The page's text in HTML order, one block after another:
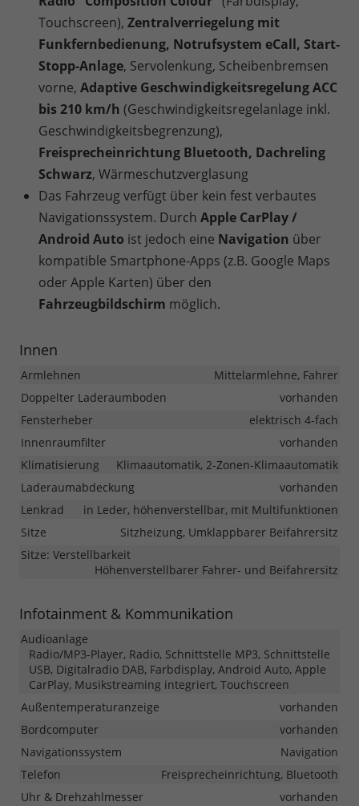
Touchscreen), Zentralverriegelung mit
Funkfernbedienung, Notrufsystem eCall, Start-
Stopp-Anlage, Servolenkung, Scheibenbremsen
vorne, Adaptive Geschwindigkeitsregelung ACC
bis 210 km/h (Geschwindigkeitsregelanlage inkl.
Geschwindigkeitsbegrenzung),
Freisprecheinrichtung Bluetooth, Dachreling
Schwarz, Wärmeschutzverglasung
Das Fahrzeug verfügt über kein fest verbautes
Navigationssystem. Durch Apple CarPlay /
Android Auto ist jedoch eine Navigation über
kompatible Smartphone-Apps (z.B. Google Maps
oder Apple Karten) über den
Fahrzeugbildschirm möglich.
Innen
Armlehnen
Mittelarmlehne, Fahrer
Doppelter Laderaumboden
vorhanden
Fensterheber
elektrisch 4-fach
Innenraumfilter
vorhanden
Klimatisierung
Klimaautomatik, 2-Zonen-Klimaautomatik
Laderaumabdeckung
vorhanden
Lenkrad
in Leder, höhenverstellbar, mit Multifunktionen
Sitze
Sitzheizung, Umklappbarer Beifahrersitz
Sitze: Verstellbarkeit
Höhenverstellbarer Fahrer- und Beifahrersitz
Infotainment & Kommunikation
Audioanlage
Radio/MP3-Player, Radio, Schnittstelle MP3, Schnittstelle
USB, Digitalradio DAB, Farbdisplay, Android Auto, Apple
CarPlay, Musikstreaming integriert, Touchscreen
Außentemperaturanzeige
vorhanden
Bordcomputer
vorhanden
Navigationssystem
Navigation
Telefon
Freisprecheinrichtung, Bluetooth
Uhr & Drehzahlmesser
vorhanden